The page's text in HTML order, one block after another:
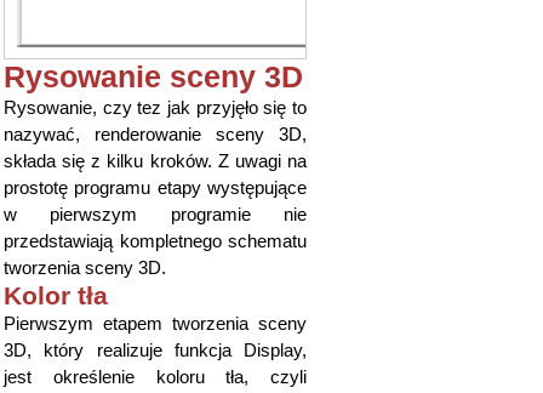
Rysowanie sceny 3D
Rysowanie, czy tez jak przyjęło się to
nazywać, renderowanie sceny 3D,
składa się z kilku kroków. Z uwagi na
prostotę programu etapy występujące
w pierwszym programie nie
przedstawiają kompletnego schematu
tworzenia sceny 3D.
Kolor tła
Pierwszym etapem tworzenia sceny
3D, który realizuje funkcja Display,
jest określenie koloru tła, czyli